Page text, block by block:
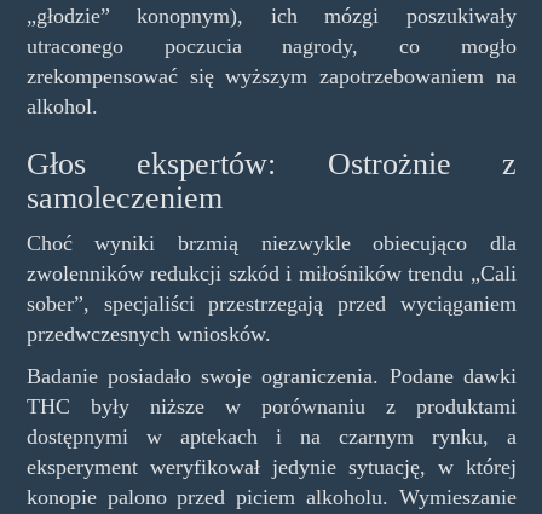
„głodzie” konopnym), ich mózgi poszukiwały
utraconego poczucia nagrody, co mogło
zrekompensować się wyższym zapotrzebowaniem na
alkohol.
Głos ekspertów: Ostrożnie z
samoleczeniem
Choć wyniki brzmią niezwykle obiecująco dla
zwolenników redukcji szkód i miłośników trendu „Cali
sober”, specjaliści przestrzegają przed wyciąganiem
przedwczesnych wniosków.
Badanie posiadało swoje ograniczenia. Podane dawki
THC były niższe w porównaniu z produktami
dostępnymi w aptekach i na czarnym rynku, a
eksperyment weryfikował jedynie sytuację, w której
konopie palono przed piciem alkoholu. Wymieszanie